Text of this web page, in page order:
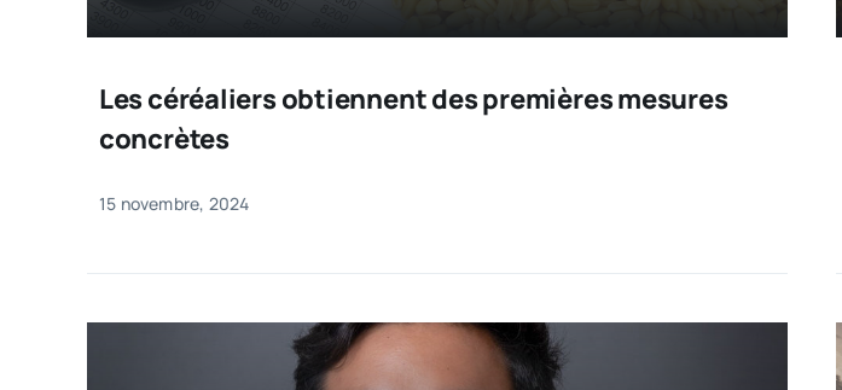
Les céréaliers obtiennent des premières mesures
concrètes
15 novembre, 2024